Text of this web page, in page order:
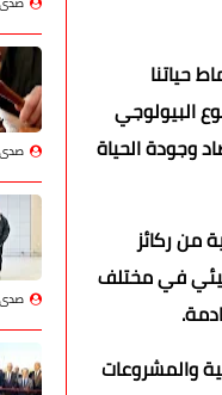
حياتنا
البيولوجي
وجودة الحياة
من ركائز
مصر 2030، وسعت إلى دمج البعد البيئي في مختلف
والمشروعات
صدى
صدى